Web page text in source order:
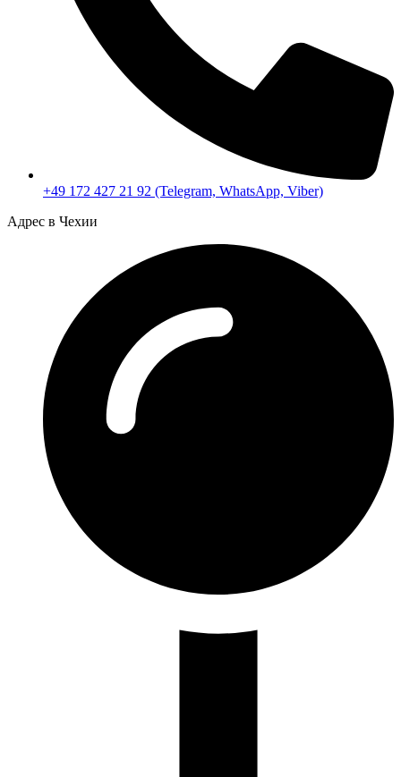
+49 172 427 21 92 (Telegram, WhatsApp, Viber)
Адрес в Чехии